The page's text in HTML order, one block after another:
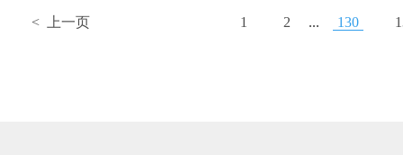
1 2 ... 130
< 上一页